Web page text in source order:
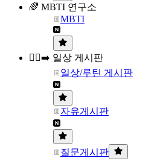
🌈 MBTI 연구소
MBTI
🏃‍♀️‍➡️ 일상 게시판
일상/루틴 게시판
자유게시판
질문게시판